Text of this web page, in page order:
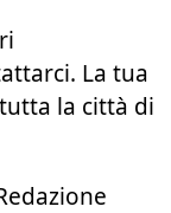
La tua
la città di